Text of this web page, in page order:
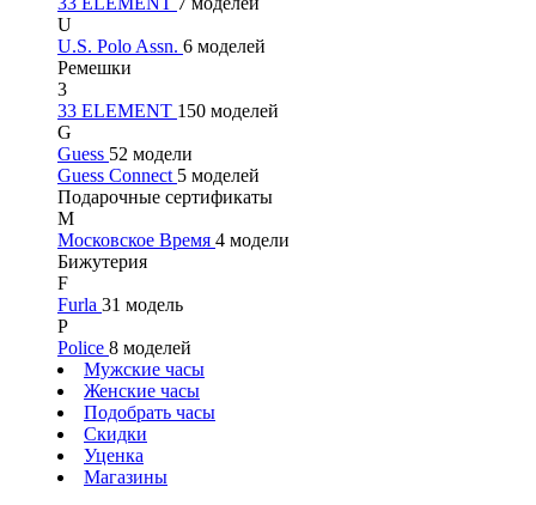
U
U.S. Polo Assn. 6 моделей
Ремешки
3
33 ELEMENT 150 моделей
G
Guess 52 модели
Guess Connect 5 моделей
Подарочные сертификаты
М
Московское Время 4 модели
Бижутерия
F
Furla 31 модель
P
Police 8 моделей
Мужские часы
Женские часы
Подобрать часы
Скидки
Уценка
Магазины